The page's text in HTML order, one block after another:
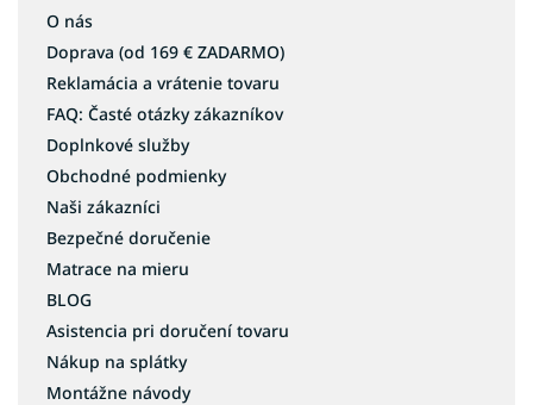
O nás
Doprava (od 169 € ZADARMO)
Reklamácia a vrátenie tovaru
FAQ: Časté otázky zákazníkov
Doplnkové služby
Obchodné podmienky
Naši zákazníci
Bezpečné doručenie
Matrace na mieru
BLOG
Asistencia pri doručení tovaru
Nákup na splátky
Montážne návody